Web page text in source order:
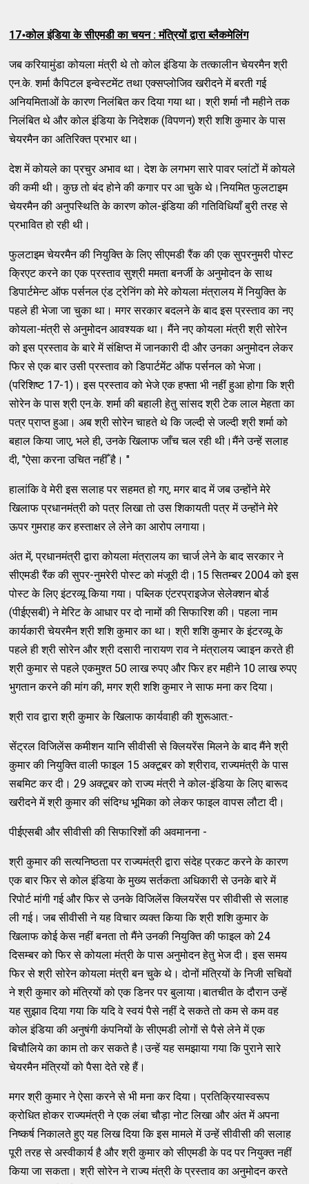
17॰कोल इंडिया के सीएमडी का चयन : मंत्रियों द्वारा ब्लैकमेलिंग
जब करियामुंडा कोयला मंत्री थे तो कोल इंडिया के तत्कालीन चेयरमैन श्री
एन.के. शर्मा कैपिटल इन्वेस्टमेंट तथा एक्सप्लोजिव खरीदने में बरती गई
अनियमिताओं के कारण निलंबित कर दिया गया था। श्री शर्मा नौ महीने तक
निलंबित थे और कोल इंडिया के निदेशक (विपणन) श्री शशि कुमार के पास
चेयरमैन का अतिरिक्त प्रभार था।
देश में कोयले का प्रचुर अभाव था। देश के लगभग सारे पावर प्लांटों में कोयले
की कमी थी। कुछ तो बंद होने की कगार पर आ चुके थे।नियमित फुलटाइम
चेयरमैन की अनुपस्थिति के कारण कोल-इंडिया की गतिविधियाँ बुरी तरह से
प्रभावित हो रही थी।
फुलटाइम चेयरमैन की नियुक्ति के लिए सीएमडी रैंक की एक सुपरनुमरी पोस्ट
क्रिएट करने का एक प्रस्ताव सुश्री ममता बनर्जी के अनुमोदन के साथ
डिपार्टमेन्ट ऑफ पर्सनल एंड ट्रेनिंग को मेरे कोयला मंत्रालय में नियुक्ति के
पहले ही भेजा जा चुका था। मगर सरकार बदलने के बाद इस प्रस्ताव का नए
कोयला-मंत्री से अनुमोदन आवश्यक था। मैंने नए कोयला मंत्री श्री सोरेन
को इस प्रस्ताव के बारे में संक्षिप्त में जानकारी दी और उनका अनुमोदन लेकर
फिर से एक बार उसी प्रस्ताव को डिपार्टमेंट ऑफ पर्सनल को भेजा।
(परिशिष्ट 17-1)। इस प्रस्ताव को भेजे एक हफ्ता भी नहीं हुआ होगा कि श्री
सोरेन के पास श्री एन.के. शर्मा की बहाली हेतु सांसद श्री टेक लाल मेहता का
पत्र प्राप्त हुआ। अब श्री सोरेन चाहते थे कि जल्दी से जल्दी श्री शर्मा को
बहाल किया जाए, भले ही, उनके खिलाफ जाँच चल रही थी।मैंने उन्हें सलाह
दी, "ऐसा करना उचित नहीँ है। "
हालांकि वे मेरी इस सलाह पर सहमत हो गए, मगर बाद में जब उन्होंने मेरे
खिलाफ प्रधानमंत्री को पत्र लिखा तो उस शिकायती पत्र में उन्होंने मेरे
ऊपर गुमराह कर हस्ताक्षर ले लेने का आरोप लगाया।
अंत में, प्रधानमंत्री द्वारा कोयला मंत्रालय का चार्ज लेने के बाद सरकार ने
सीएमडी रैंक की सुपर-नुमरेरी पोस्ट को मंजूरी दी।15 सितम्बर 2004 को इस
पोस्ट के लिए इंटरव्यू किया गया। पब्लिक एंटरप्राइजेज सेलेक्शन बोर्ड
(पीईएसबी) ने मेरिट के आधार पर दो नामों की सिफारिश की। पहला नाम
कार्यकारी चेयरमैन श्री शशि कुमार का था। श्री शशि कुमार के इंटरव्यू के
पहले ही श्री सोरेन और श्री दसारी नारायण राव ने मंत्रालय ज्वाइन करते ही
श्री कुमार से पहले एकमुश्त 50 लाख रुपए और फिर हर महीने 10 लाख रुपए
भुगतान करने की मांग की, मगर श्री शशि कुमार ने साफ मना कर दिया।
श्री राव द्वारा श्री कुमार के खिलाफ कार्यवाही की शुरूआत:-
सेंट्रल विजिलेंस कमीशन यानि सीवीसी से क्लियरेंस मिलने के बाद मैंने श्री
कुमार की नियुक्ति वाली फाइल 15 अक्टूबर को श्रीराव, राज्यमंत्री के पास
सबमिट कर दी। 29 अक्टूबर को राज्य मंत्री ने कोल-इंडिया के लिए बारूद
खरीदने में श्री कुमार की संदिग्ध भूमिका को लेकर फाइल वापस लौटा दी।
पीईएसबी और सीवीसी की सिफारिशों की अवमानना -
श्री कुमार की सत्यनिष्ठता पर राज्यमंत्री द्वारा संदेह प्रकट करने के कारण
एक बार फिर से कोल इंडिया के मुख्य सर्तकता अधिकारी से उनके बारे में
रिपोर्ट मांगी गई और फिर से उनके विजिलेंस क्लियरेंस पर सीवीसी से सलाह
ली गई। जब सीवीसी ने यह विचार व्यक्त किया कि श्री शशि कुमार के
खिलाफ कोई केस नहीं बनता तो मैंने उनकी नियुक्ति की फाइल को 24
दिसम्बर को फिर से कोयला मंत्री के पास अनुमोदन हेतु भेज दी। इस समय
फिर से श्री सोरेन कोयला मंत्री बन चुके थे। दोनों मंत्रियों के निजी सचिवों
ने श्री कुमार को मंत्रियों को एक डिनर पर बुलाया।बातचीत के दौरान उन्हें
यह सुझाव दिया गया कि यदि वे स्वयं पैसे नहीं दे सकते तो कम से कम वह
कोल इंडिया की अनुषंगी कंपनियों के सीएमडी लोगों से पैसे लेने में एक
बिचौलिये का काम तो कर सकते है।उन्हें यह समझाया गया कि पुराने सारे
चेयरमैन मंत्रियों को पैसा देते रहे हैं।
मगर श्री कुमार ने ऐसा करने से भी मना कर दिया। प्रतिक्रियास्वरूप
क्रोधित होकर राज्यमंत्री ने एक लंबा चौड़ा नोट लिखा और अंत में अपना
निष्कर्ष निकालते हुए यह लिख दिया कि इस मामले में उन्हें सीवीसी की सलाह
पूरी तरह से अस्वीकार्य है और श्री कुमार को सीएमडी के पद पर नियुक्त नहीं
किया जा सकता। श्री सोरेन ने राज्य मंत्री के प्रस्ताव का अनुमोदन करते